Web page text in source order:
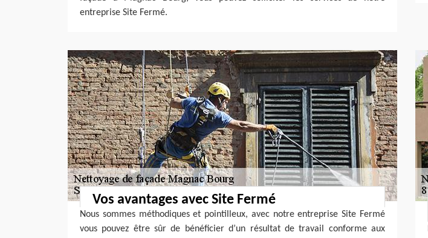
entreprise Site Fermé.
Vos avantages avec Site Fermé
Nous sommes méthodiques et pointilleux, avec notre entreprise Site Fermé
vous pouvez être sûr de bénéficier d’un résultat de travail conforme aux